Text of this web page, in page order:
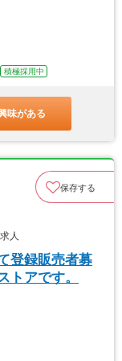
積極採用中
味がある
保存する
人
登録販売者募
トアです。